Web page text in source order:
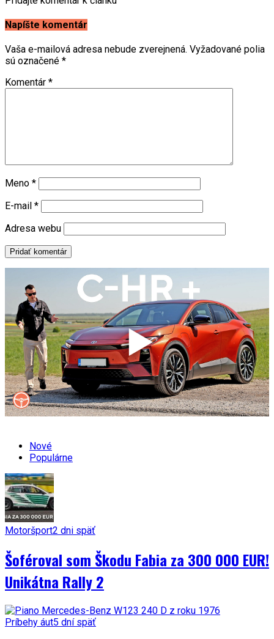
Napíšte komentár
Vaša e-mailová adresa nebude zverejnená. Vyžadované polia
sú označené *
Komentár *
Meno *
E-mail *
Adresa webu
Nové
Populárne
Motoršport2 dni späť
Šoféroval som Škodu Fabia za 300 000 EUR!
Unikátna Rally 2
Príbehy áut5 dní späť